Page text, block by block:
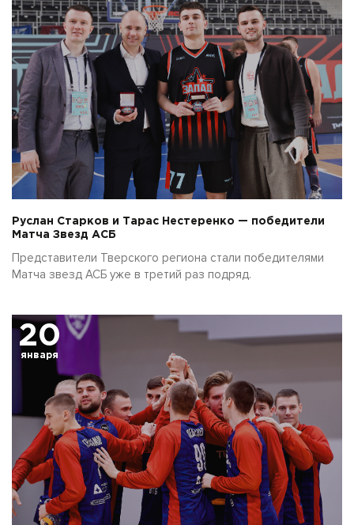
Руслан Старков и Тарас Нестеренко — победители
Матча Звезд АСБ
Представители Тверского региона стали победителями
Матча звезд АСБ уже в третий раз подряд.
20
января